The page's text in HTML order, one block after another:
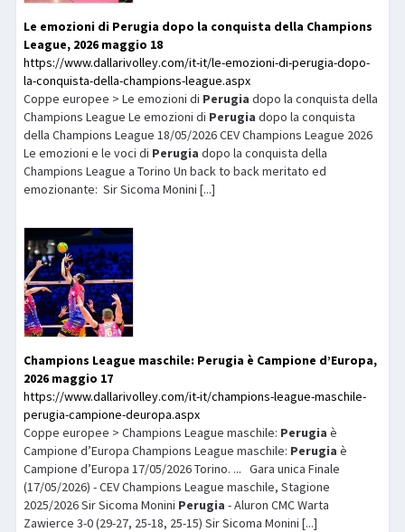
Le emozioni di Perugia dopo la conquista della Champions
League, 2026 maggio 18
https://www.dallarivolley.com/it-it/le-emozioni-di-perugia-dopo-
la-conquista-della-champions-league.aspx
Coppe europee > Le emozioni di Perugia dopo la conquista della
Champions League Le emozioni di Perugia dopo la conquista
della Champions League 18/05/2026 CEV Champions League 2026
Le emozioni e le voci di Perugia dopo la conquista della
Champions League a Torino Un back to back meritato ed
emozionante: Sir Sicoma Monini [...]
Champions League maschile: Perugia è Campione d’Europa,
2026 maggio 17
https://www.dallarivolley.com/it-it/champions-league-maschile-
perugia-campione-deuropa.aspx
Coppe europee > Champions League maschile: Perugia è
Campione d’Europa Champions League maschile: Perugia è
Campione d’Europa 17/05/2026 Torino. ... Gara unica Finale
(17/05/2026) - CEV Champions League maschile, Stagione
2025/2026 Sir Sicoma Monini Perugia - Aluron CMC Warta
Zawierce 3-0 (29-27, 25-18, 25-15) Sir Sicoma Monini [...]